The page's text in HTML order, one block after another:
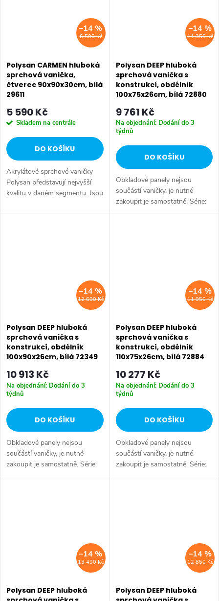
6 500 Kč
–14 %
Polysan CARMEN hluboká
sprchová vanička,
čtverec 90x90x30cm, bílá
29611
5 590 Kč
Skladem na centrále
DO KOŠÍKU
Akrylátové sprchové vaničky
Polysan představují nejvyšší
kvalitu v daném segmentu. Jsou
zpevněného sklolaminátem.
11 350 Kč
–14 %
Polysan DEEP hluboká
sprchová vanička s
konstrukcí, obdélník
100x75x26cm, bílá 72880
9 761 Kč
Na objednání: Dodání do 3
týdnů
DO KOŠÍKU
Obkladové panely nejsou
součástí vaničky, je nutné
zakoupit je samostatně. Série:
DEEP VANIČKY • Rozměr:
12 690 Kč
–14 %
Polysan DEEP hluboká
sprchová vanička s
konstrukcí, obdélník
100x90x26cm, bílá 72349
10 913 Kč
Na objednání: Dodání do 3
týdnů
DO KOŠÍKU
Obkladové panely nejsou
součástí vaničky, je nutné
zakoupit je samostatně. Série:
DEEP VANIČKY • Rozměr:
11 950 Kč
–14 %
Polysan DEEP hluboká
sprchová vanička s
konstrukcí, obdélník
110x75x26cm, bílá 72884
10 277 Kč
Na objednání: Dodání do 3
týdnů
DO KOŠÍKU
Obkladové panely nejsou
součástí vaničky, je nutné
zakoupit je samostatně. Série:
DEEP VANIČKY • Rozměr:
13 490 Kč
–14 %
Polysan DEEP hluboká
12 850 Kč
–14 %
Polysan DEEP hluboká